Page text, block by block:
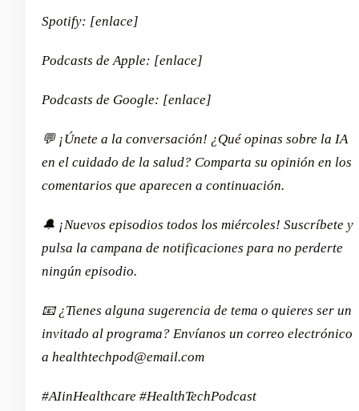
Spotify: [enlace]
Podcasts de Apple: [enlace]
Podcasts de Google: [enlace]
💬 ¡Únete a la conversación! ¿Qué opinas sobre la IA
en el cuidado de la salud? Comparta su opinión en los
comentarios que aparecen a continuación.
🔔 ¡Nuevos episodios todos los miércoles! Suscríbete y
pulsa la campana de notificaciones para no perderte
ningún episodio.
📧 ¿Tienes alguna sugerencia de tema o quieres ser un
invitado al programa? Envíanos un correo electrónico
a healthtechpod@email.com
#AIinHealthcare #HealthTechPodcast